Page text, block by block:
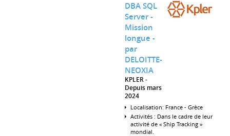
DBA SQL
Server -
Mission
longue -
par
DELOITTE-
NEOXIA
KPLER
Depuis mars
2024
Localisation: France - Grèce
Activités : Dans le cadre de leur
activité de « Ship Tracking »
mondial.